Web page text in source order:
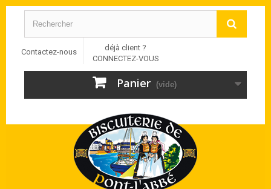
Contactez-nous
déjà client ?
CONNECTEZ-VOUS
Panier (vide)